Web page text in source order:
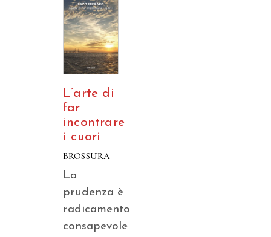
L’arte di
far
incontrare
i cuori
BROSSURA
La
prudenza è
radicamento
consapevole